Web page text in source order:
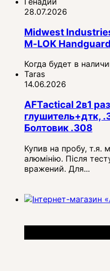
28.07.2026
Midwest
M‑LOK
Когда будет в
Taras
14.06.2026
AFTactical 2в1
глушитель+дтк,
Болтовик .308
Купив на пробу, т.я.
алюмінію. Після
вражений. Для...